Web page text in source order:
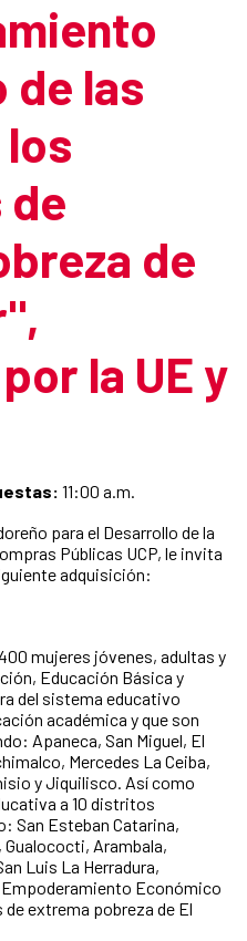
de las
de
la UE y
11:00 a.m.
para el Desarrollo de la
Públicas UCP, le invita
adquisición:
mujeres jóvenes, adultas y
Educación Básica y
del sistema educativo
académica y que son
Apaneca, San Miguel, El
Mercedes La Ceiba,
y Jiquilisco. Así como
a 10 distritos
San Esteban Catarina,
Arambala,
Luis La Herradura,
Económico
extrema pobreza de El